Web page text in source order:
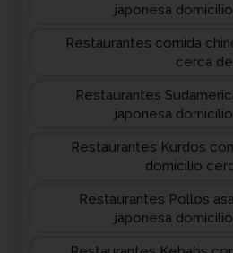
japonesa
Restaurantes comida
cerca
Restaurantes
japonesa
Restaurantes Kurdos
domicilio
Restaurantes Pollos
japonesa